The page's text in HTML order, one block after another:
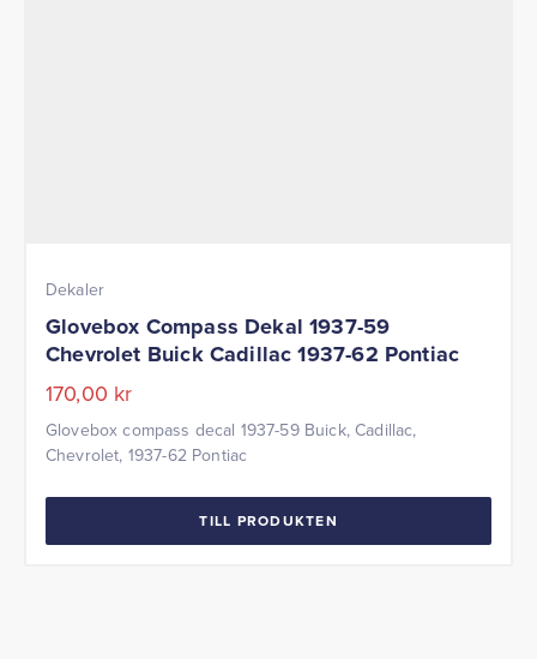
Dekaler
Glovebox Compass Dekal 1937-59
Chevrolet Buick Cadillac 1937-62 Pontiac
170,00 kr
Glovebox compass decal 1937-59 Buick, Cadillac,
Chevrolet, 1937-62 Pontiac
TILL PRODUKTEN